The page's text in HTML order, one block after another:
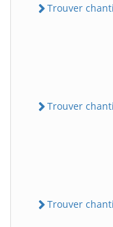
Trouver
Trouver
Trouver